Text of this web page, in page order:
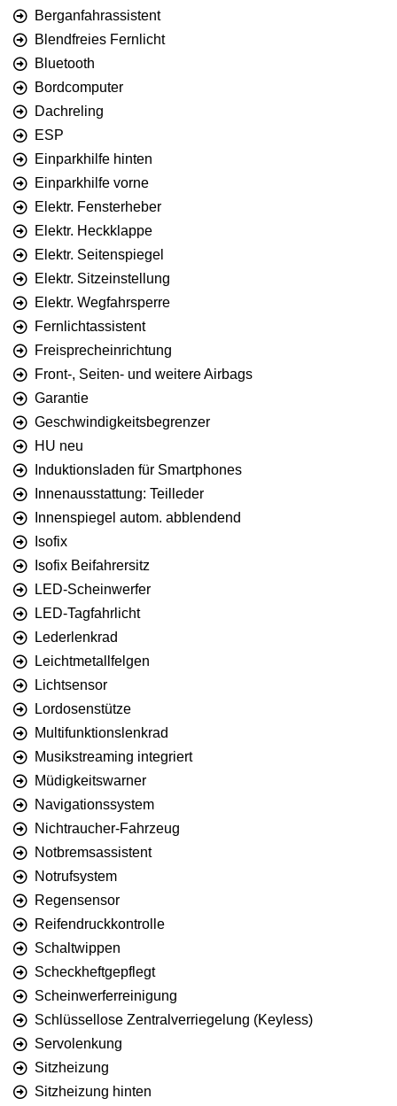
Berganfahrassistent
Blendfreies Fernlicht
Bluetooth
Bordcomputer
Dachreling
ESP
Einparkhilfe hinten
Einparkhilfe vorne
Elektr. Fensterheber
Elektr. Heckklappe
Elektr. Seitenspiegel
Elektr. Sitzeinstellung
Elektr. Wegfahrsperre
Fernlichtassistent
Freisprecheinrichtung
Front-, Seiten- und weitere Airbags
Garantie
Geschwindigkeitsbegrenzer
HU neu
Induktionsladen für Smartphones
Innenausstattung: Teilleder
Innenspiegel autom. abblendend
Isofix
Isofix Beifahrersitz
LED-Scheinwerfer
LED-Tagfahrlicht
Lederlenkrad
Leichtmetallfelgen
Lichtsensor
Lordosenstütze
Multifunktionslenkrad
Musikstreaming integriert
Müdigkeitswarner
Navigationssystem
Nichtraucher-Fahrzeug
Notbremsassistent
Notrufsystem
Regensensor
Reifendruckkontrolle
Schaltwippen
Scheckheftgepflegt
Scheinwerferreinigung
Schlüssellose Zentralverriegelung (Keyless)
Servolenkung
Sitzheizung
Sitzheizung hinten